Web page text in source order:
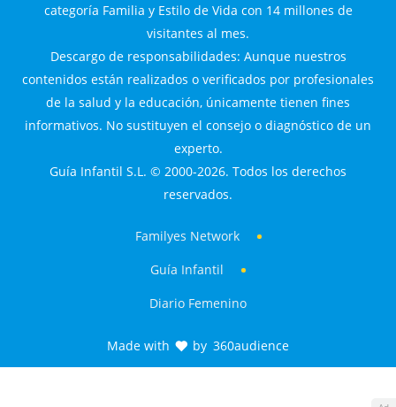
categoría Familia y Estilo de Vida con 14 millones de
visitantes al mes.
Descargo de responsabilidades: Aunque nuestros
contenidos están realizados o verificados por profesionales
de la salud y la educación, únicamente tienen fines
informativos. No sustituyen el consejo o diagnóstico de un
experto.
Guía Infantil S.L. © 2000-2026. Todos los derechos
reservados.
Familyes Network
Guía Infantil
Diario Femenino
Made with by 360audience